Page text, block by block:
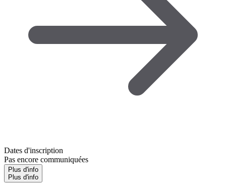
Dates d'inscription
Pas encore communiquées
Plus d'info
Plus d'info